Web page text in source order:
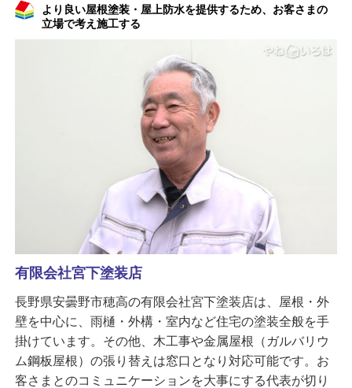
より良い屋根塗装・屋上防水を提供するため、お客さまの
立場で考え施工する
有限会社宮下塗装店
長野県安曇野市穂高の有限会社宮下塗装店は、屋根・外
壁を中心に、雨樋・外構・室内など住宅の塗装全般を手
掛けています。その他、木工事や金属屋根（ガルバリウ
ム鋼板屋根）の張り替えは窓口となり対応可能です。お
客さまとのコミュニケーションを大事にする代表が切り